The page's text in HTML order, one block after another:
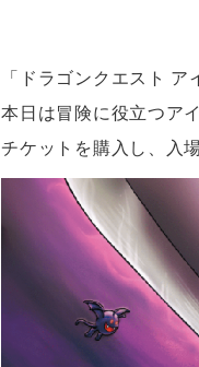
「ドラゴンクエスト
本日は冒険に役立つア
チケットを購入し、入